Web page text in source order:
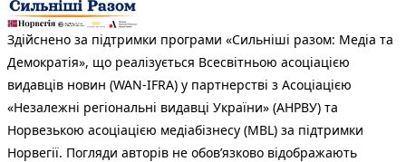
Здійснено за підтримки програми «Сильніші разом: Медіа та
Демократія», що реалізується Всесвітньою асоціацією
видавців новин (WAN-IFRA) у партнерстві з Асоціацією
«Незалежні регіональні видавці України» (АНРВУ) та
Норвезькою асоціацією медіабізнесу (MBL) за підтримки
Норвегії. Погляди авторів не обов’язково відображають